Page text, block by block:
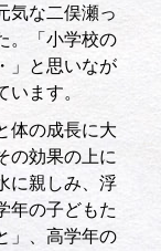
気な二俣瀬っ
。「小学校の
」と思いなが
います。
体の成長に大
の効果の上に
に親しみ、浮
年の子どもた
」、高学年の